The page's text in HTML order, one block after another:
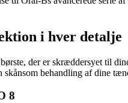
i hver detalje
der er skræddersyet til
behandling af dine
8